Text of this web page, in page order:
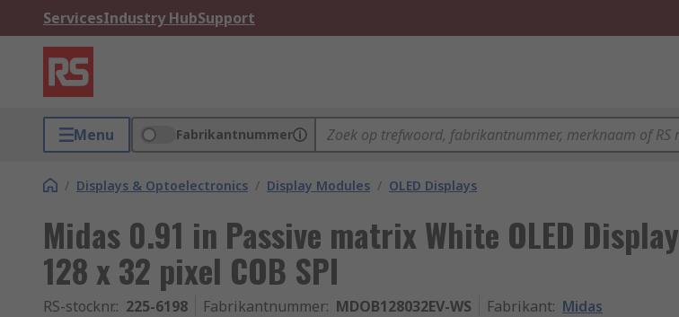
ServicesIndustry HubSupport
Menu Fabrikantnummer
/ Displays & Optoelectronics / Display Modules / OLED Displays
Midas 0.91 in Passive matrix White OLED Display
128 x 32 pixel COB SPI
RS-stocknr.: 225-6198 Fabrikantnummer: MDOB128032EV-WS Fabrikant: Midas